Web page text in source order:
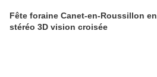
Fête foraine Canet-en-Roussillon en
stéréo 3D vision croisée